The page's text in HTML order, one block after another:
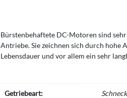
Bürstenbehaftete DC-Motoren sind
Antriebe. Sie zeichnen sich durch hohe
Lebensdauer und vor allem ein sehr
Getriebeart: